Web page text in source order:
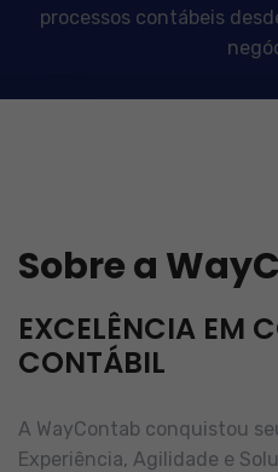
processos contábeis
Sobre a
EXCELÊNCIA EM
CONTÁBIL
A WayContab conquistou
Experiência, Agilidade e